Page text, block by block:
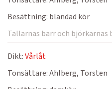
Besättning: blandad kör
Tallarnas barr och björkarnas
Dikt:Vårlåt
Tonsättare:Ahlberg, Torsten